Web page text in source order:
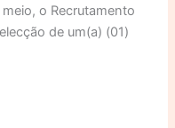
o Recrutamento
de um(a) (01)